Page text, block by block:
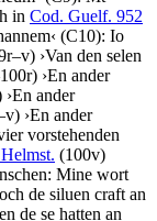
in Cod. Guelf. 952
‹ (C10): Io
›Van den selen
›En ander
›En ander
›En ander
vorstehenden
(100v)
Mine wort
de siluen craft an
de se hatten an